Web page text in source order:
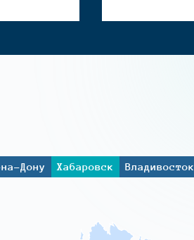
Дону Хабаровск Владивосток